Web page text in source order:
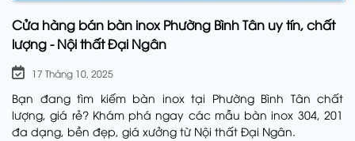
Cửa hàng bán bàn inox Phường Bình Tân uy tín, chất
lượng - Nội thất Đại Ngân
17 Tháng 10, 2025
Bạn đang tìm kiếm bàn inox tại Phường Bình Tân chất
lượng, giá rẻ? Khám phá ngay các mẫu bàn inox 304, 201
đa dạng, bền đẹp, giá xưởng từ Nội thất Đại Ngân.